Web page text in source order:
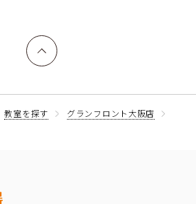
上へ戻る
教室を探す
グランフロント大阪店